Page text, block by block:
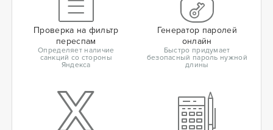
Проверка на фильтр
переспам
Определяет наличие
санкций со стороны
Яндекса
Генератор паролей
онлайн
Быстро придумает
безопасный пароль нужной
длины